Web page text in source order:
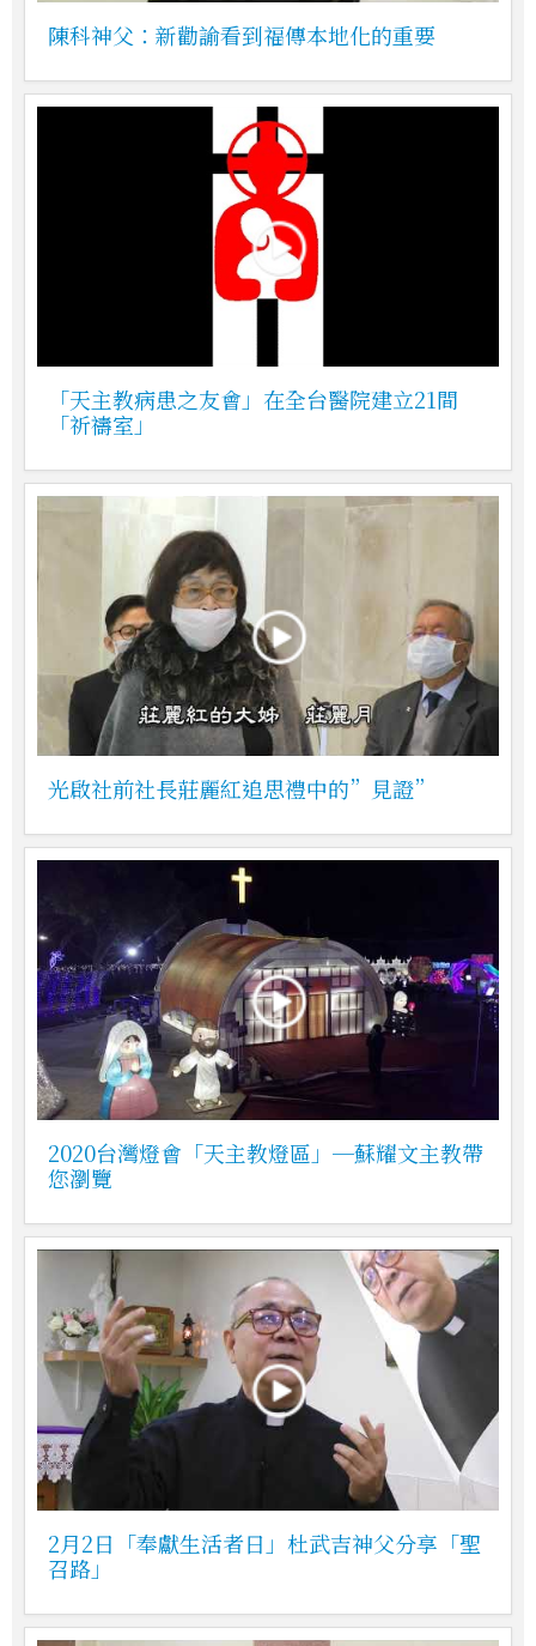
陳科神父：新勸諭看到福傳本地化的重要
「天主教病患之友會」在全台醫院建立21間
「祈禱室」
光啟社前社長莊麗紅追思禮中的”見證”
2020台灣燈會「天主教燈區」─蘇耀文主教帶
您瀏覽
2月2日「奉獻生活者日」杜武吉神父分享「聖
召路」